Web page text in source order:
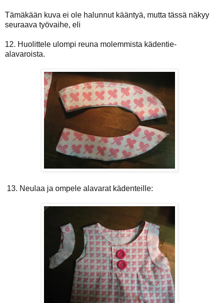
Tämäkään kuva ei ole halunnut kääntyä, mutta tässä näkyy
seuraava työvaihe, eli
12. Huolittele ulompi reuna molemmista kädentie-
alavaroista.
13. Neulaa ja ompele alavarat kädenteille: